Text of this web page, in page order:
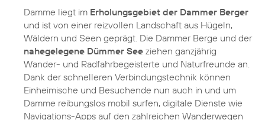
Damme liegt im Erholungsgebiet der Dammer Berger
und ist von einer reizvollen Landschaft aus Hügeln,
Wäldern und Seen geprägt. Die Dammer Berge und der
nahegelegene Dümmer See ziehen ganzjährig
Wander- und Radfahrbegeisterte und Naturfreunde an.
Dank der schnelleren Verbindungstechnik können
Einheimische und Besuchende nun auch in und um
Damme reibungslos mobil surfen, digitale Dienste wie
Navigations-Apps auf den zahlreichen Wanderwegen